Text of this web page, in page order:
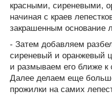
красными, сиреневыми,
начиная с краев
закрашенным основание
- Затем добавляем
сиреневый и оранжевый
и размываем его ближе к
Далее делаем еще
прожилки на самих